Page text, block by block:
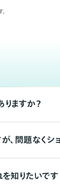
ますか？
、問題なくシ
知りたいです